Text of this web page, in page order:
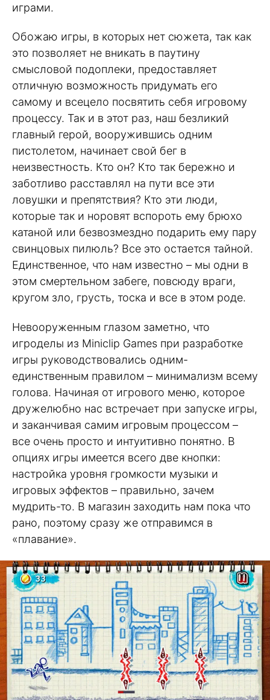
играми.
Обожаю игры, в которых нет сюжета, так как
это позволяет не вникать в паутину
смысловой подоплеки, предоставляет
отличную возможность придумать его
самому и всецело посвятить себя игровому
процессу. Так и в этот раз, наш безликий
главный герой, вооружившись одним
пистолетом, начинает свой бег в
неизвестность. Кто он? Кто так бережно и
заботливо расставлял на пути все эти
ловушки и препятствия? Кто эти люди,
которые так и норовят вспороть ему брюхо
катаной или безвозмездно подарить ему пару
свинцовых пилюль? Все это остается тайной.
Единственное, что нам известно – мы одни в
этом смертельном забеге, повсюду враги,
кругом зло, грусть, тоска и все в этом роде.
Невооруженным глазом заметно, что
игроделы из Miniclip Games при разработке
игры руководствовались одним-
единственным правилом – минимализм всему
голова. Начиная от игрового меню, которое
дружелюбно нас встречает при запуске игры,
и заканчивая самим игровым процессом –
все очень просто и интуитивно понятно. В
опциях игры имеется всего две кнопки:
настройка уровня громкости музыки и
игровых эффектов – правильно, зачем
мудрить-то. В магазин заходить нам пока что
рано, поэтому сразу же отправимся в
«плавание».